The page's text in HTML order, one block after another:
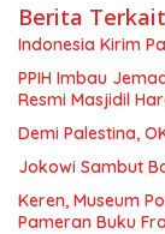
Berita Terkait
Indonesia Kirim
PPIH Imbau
Resmi Masjidil
Demi Palestina,
Jokowi Sambut
Keren, Museum
Pameran Buku